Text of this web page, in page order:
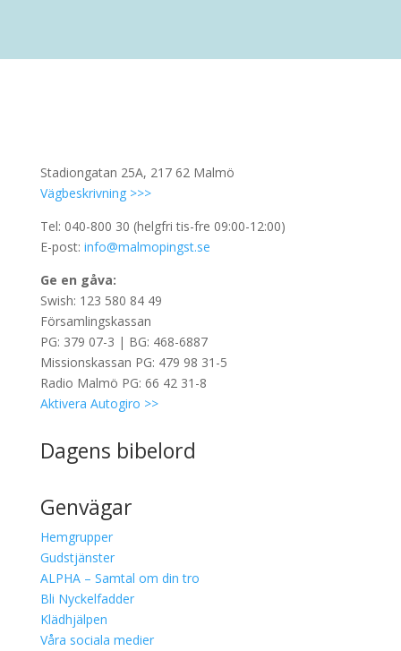
Stadiongatan 25A, 217 62 Malmö
Vägbeskrivning >>>
Tel: 040-800 30 (helgfri tis-fre 09:00-12:00)
E-post: info@malmopingst.se
Ge en gåva:
Swish: 123 580 84 49
Församlingskassan
PG: 379 07-3 | BG: 468-6887
Missionskassan PG: 479 98 31-5
Radio Malmö PG: 66 42 31-8
Aktivera Autogiro >>
Dagens bibelord
Genvägar
Hemgrupper
Gudstjänster
ALPHA – Samtal om din tro
Bli Nyckelfadder
Klädhjälpen
Våra sociala medier